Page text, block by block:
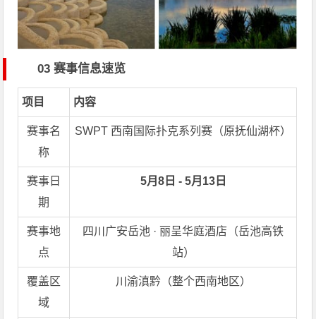
03 赛事信息速览
项目 内容
赛事名
称
SWPT 西南国际扑克系列赛（原抚仙湖杯）
赛事日
期
5月8日 - 5月13日
赛事地
点
四川广安岳池 · 丽呈华庭酒店（岳池高铁
站）
覆盖区
域
川渝滇黔（整个西南地区）